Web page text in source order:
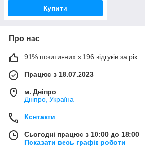
Купити
Про нас
91% позитивних з 196 відгуків за рік
Працює з 18.07.2023
м. Дніпро
Дніпро, Україна
Контакти
Сьогодні працює з 10:00 до 18:00
Показати весь графік роботи